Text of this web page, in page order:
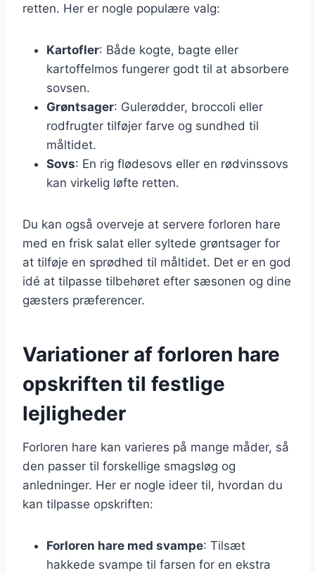
retten. Her er nogle populære valg:
Kartofler: Både kogte, bagte eller
kartoffelmos fungerer godt til at absorbere
sovsen.
Grøntsager: Gulerødder, broccoli eller
rodfrugter tilføjer farve og sundhed til
måltidet.
Sovs: En rig flødesovs eller en rødvinssovs
kan virkelig løfte retten.
Du kan også overveje at servere forloren hare
med en frisk salat eller syltede grøntsager for
at tilføje en sprødhed til måltidet. Det er en god
idé at tilpasse tilbehøret efter sæsonen og dine
gæsters præferencer.
Variationer af forloren hare
opskriften til festlige
lejligheder
Forloren hare kan varieres på mange måder, så
den passer til forskellige smagsløg og
anledninger. Her er nogle ideer til, hvordan du
kan tilpasse opskriften:
Forloren hare med svampe: Tilsæt
hakkede svampe til farsen for en ekstra